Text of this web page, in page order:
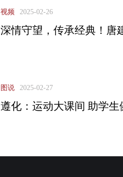
视频 2025-02-26
深情守望，传承经典！唐
图说 2025-02-27
遵化：运动大课间 助学生